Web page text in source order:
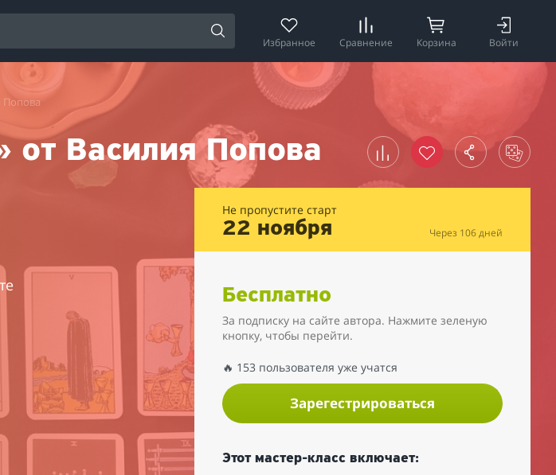
Избранное Сравнение Корзина Войти
Попова
от Василия Попова
Не пропустите старт
22 ноября Через 106 дней
Бесплатно
За подписку на сайте автора. Нажмите зеленую
кнопку, чтобы перейти.
🔥 153 пользователя уже учатся
Зарегестрироваться
Этот мастер-класс включает: